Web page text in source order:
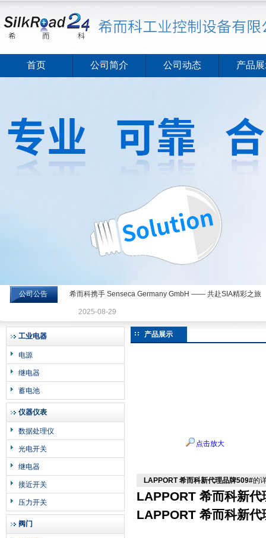
希而科工业控制设备有限公司
首页 公司简介 公司动态 产品
公司公告 希而科携手 Senseca Germany GmbH —— 共赴SIA精彩之旅
2025-08-29
工业电器
电源
继电器
蓄电池
仪器仪表
数据处理仪
光电开关
继电器
接近开关
压力开关
阀门
产品展示
点击放大
LAPPORT 希而科新代理品牌509#的
LAPPORT 希而科新代
LAPPORT 希而科新代